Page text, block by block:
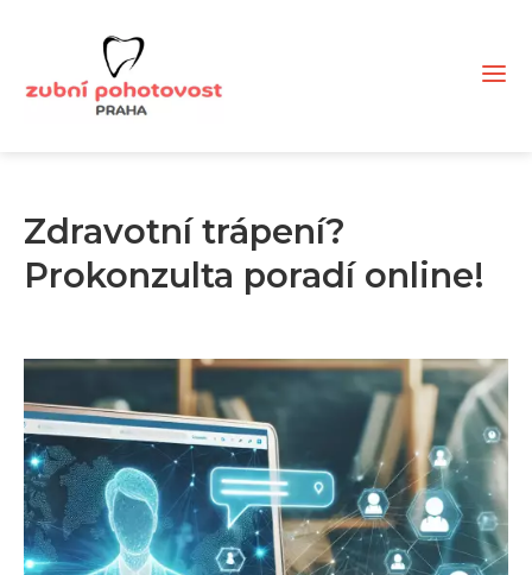
Zdravotní trápení?
Prokonzulta poradí online!